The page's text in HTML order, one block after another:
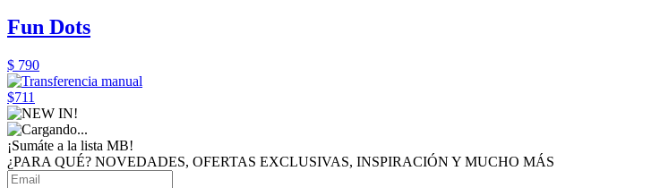
Fun Dots
$ 790
$711
¡Sumáte a la lista MB!
¿PARA QUÉ? NOVEDADES, OFERTAS EXCLUSIVAS, INSPIRACIÓN Y MUCHO MÁS